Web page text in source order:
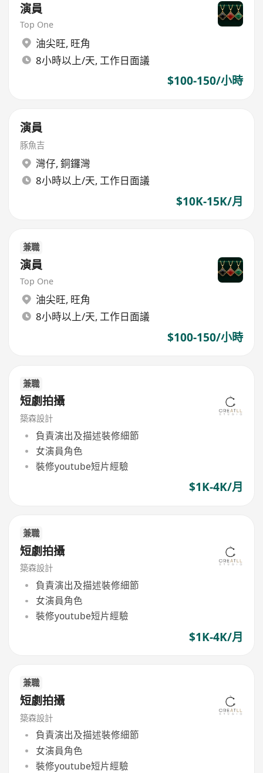
演員
Top One
油尖旺, 旺角
8小時以上/天, 工作日面議
$100-150/小時
演員
豚魚吉
灣仔, 銅鑼灣
8小時以上/天, 工作日面議
$10K-15K/月
兼職
演員
Top One
油尖旺, 旺角
8小時以上/天, 工作日面議
$100-150/小時
兼職
短劇拍攝
築森設計
負責演出及描述裝修細節
女演員角色
裝修youtube短片經驗
$1K-4K/月
兼職
短劇拍攝
築森設計
負責演出及描述裝修細節
女演員角色
裝修youtube短片經驗
$1K-4K/月
兼職
短劇拍攝
築森設計
負責演出及描述裝修細節
女演員角色
裝修youtube短片經驗